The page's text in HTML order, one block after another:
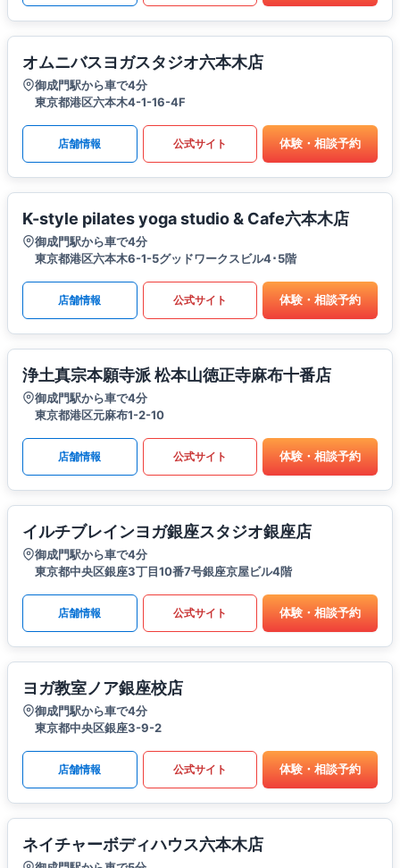
オムニバスヨガスタジオ六本木店
御成門駅から車で4分
東京都港区六本木4-1-16-4F
店舗情報 公式サイト 体験・相談予約
K-style pilates yoga studio & Cafe六本木店
御成門駅から車で4分
東京都港区六本木6-1-5グッドワークスビル4･5階
店舗情報 公式サイト 体験・相談予約
浄土真宗本願寺派 松本山徳正寺麻布十番店
御成門駅から車で4分
東京都港区元麻布1-2-10
店舗情報 公式サイト 体験・相談予約
イルチブレインヨガ銀座スタジオ銀座店
御成門駅から車で4分
東京都中央区銀座3丁目10番7号銀座京屋ビル4階
店舗情報 公式サイト 体験・相談予約
ヨガ教室ノア銀座校店
御成門駅から車で4分
東京都中央区銀座3-9-2
店舗情報 公式サイト 体験・相談予約
ネイチャーボディハウス六本木店